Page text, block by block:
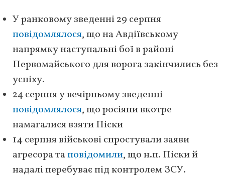
У ранковому зведенні 29 серпня
повідомлялося, що на Авдіївському
напрямку наступальні бої в районі
Первомайського для ворога закінчились без
успіху.
24 серпня у вечірньому зведенні
повідомлялося, що росіяни вкотре
намагалися взяти Піски
14 серпня військові спростували заяви
агресора таповідомили, що н.п. Піски й
надалі перебуває під контролем ЗСУ.